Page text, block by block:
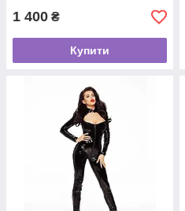
1 400 ₴
Купити